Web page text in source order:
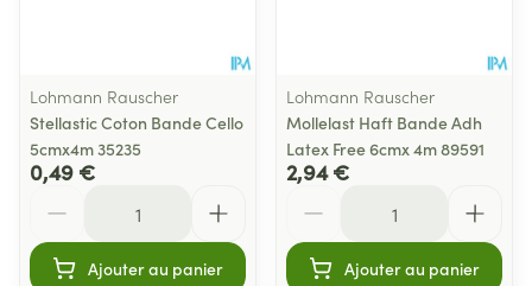
Lohmann Rauscher
Stellastic Coton Bande Cello
5cmx4m 35235
0,49 €
Ajouter au panier
Lohmann Rauscher
Mollelast Haft Bande Adh
Latex Free 6cmx 4m 89591
2,94 €
Ajouter au panier